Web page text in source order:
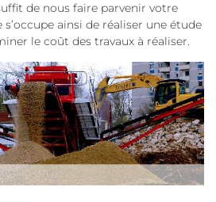
de nous faire parvenir votre
ainsi de réaliser une étude
le coût des travaux à réaliser.